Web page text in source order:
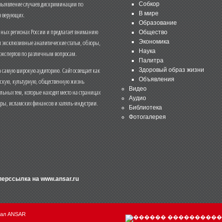
случаев дискриминации по
регионах России и предлагает вниманию
аналитические статьи, обзоры,
по различным вопросам.
широкую аудиторию. Сайт освещает как
культурную, общественную жизнь
тем, которые находят место на страницах
исламских финансов и халяль-индустрии.
на www.ansar.ru
Собкор
В мире
Образование
Общество
Экономика
Наука
Палитра
Здоровый образ жизни
Объявления
Видео
Аудио
Библиотека
Фотогалерея
ANSAR